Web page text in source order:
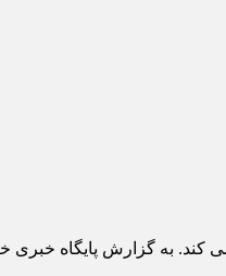
کند. به گزارش پایگاه خبری